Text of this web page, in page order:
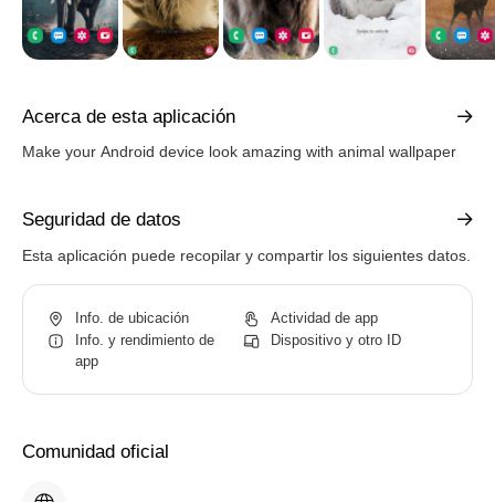
Acerca de esta aplicación
Make your Android device look amazing with animal wallpaper
Seguridad de datos
Esta aplicación puede recopilar y compartir los siguientes datos.
Info. de ubicación
Actividad de app
Info. y rendimiento de
app
Dispositivo y otro ID
Comunidad oficial